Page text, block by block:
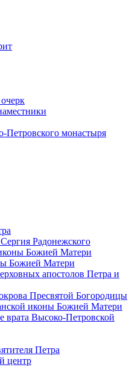
Петровского монастыря
Радонежского
Божией Матери
Божией Матери
апостолов Петра и
Пресвятой Богородицы
иконы Божией Матери
врата Высоко-Петровской
Петра
центр